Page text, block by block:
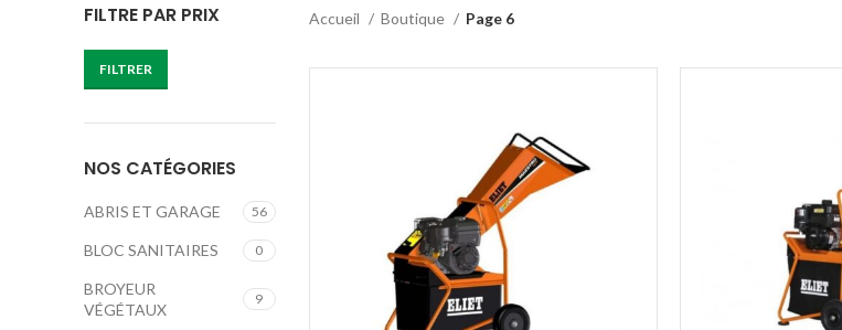
FILTRE PAR PRIX
FILTRER
NOS CATÉGORIES
ABRIS ET GARAGE 56
BLOC SANITAIRES 0
BROYEUR
VÉGÉTAUX
9
Accueil Boutique Page 6